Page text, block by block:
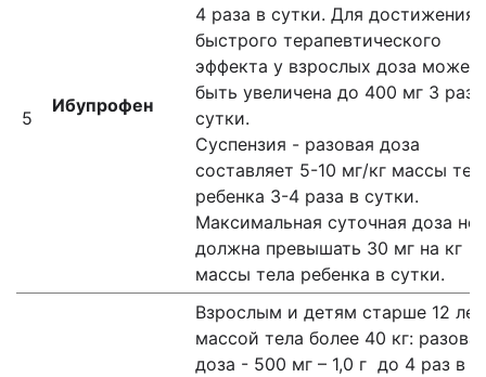
5
Ибупрофен
4 раза в сутки. Для достижения
быстрого терапевтического
эффекта у взрослых доза может
быть увеличена до 400 мг 3
сутки.
Суспензия - разовая доза
составляет 5-10 мг/кг массы
ребенка 3-4 раза в сутки.
Максимальная суточная доза не
должна превышать 30 мг на кг
массы тела ребенка в сутки.
Взрослым и детям старше 12
массой тела более 40 кг:
доза - 500 мг – 1,0 г до 4 раз в